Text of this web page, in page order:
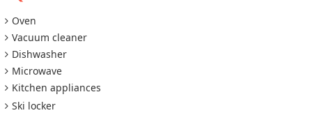
Oven
Vacuum cleaner
Dishwasher
Microwave
Kitchen appliances
Ski locker